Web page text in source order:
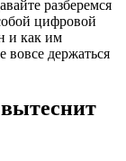
разберемся
цифровой
и как им
вовсе держаться